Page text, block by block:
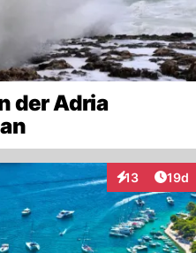
der Adria
13
Interaktionen
19d